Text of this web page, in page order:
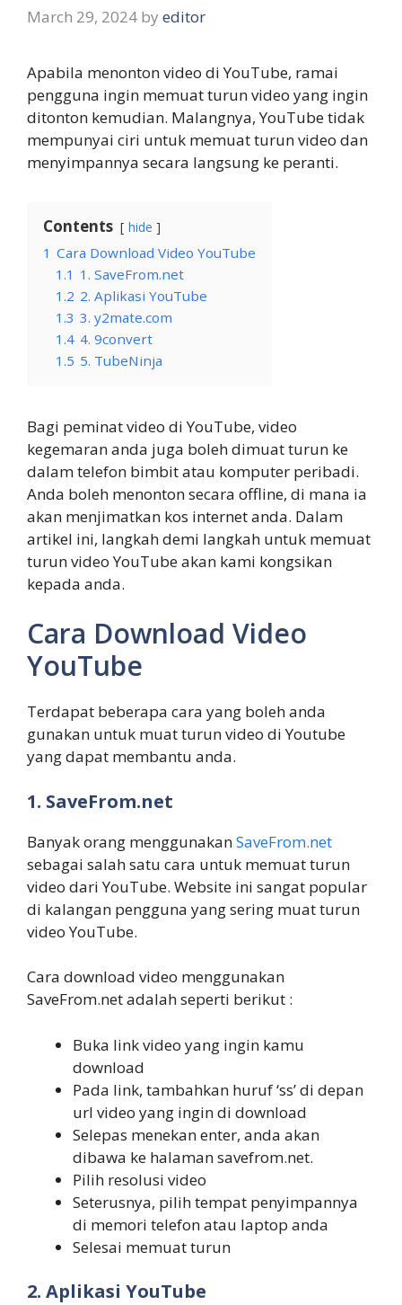
March 29, 2024 by editor
Apabila menonton video di YouTube, ramai
pengguna ingin memuat turun video yang ingin
ditonton kemudian. Malangnya, YouTube tidak
mempunyai ciri untuk memuat turun video dan
menyimpannya secara langsung ke peranti.
Contents hide
1 Cara Download Video YouTube
1.1 1. SaveFrom.net
1.2 2. Aplikasi YouTube
1.3 3. y2mate.com
1.4 4. 9convert
1.5 5. TubeNinja
Bagi peminat video di YouTube, video
kegemaran anda juga boleh dimuat turun ke
dalam telefon bimbit atau komputer peribadi.
Anda boleh menonton secara offline, di mana ia
akan menjimatkan kos internet anda. Dalam
artikel ini, langkah demi langkah untuk memuat
turun video YouTube akan kami kongsikan
kepada anda.
Cara Download Video
YouTube
Terdapat beberapa cara yang boleh anda
gunakan untuk muat turun video di Youtube
yang dapat membantu anda.
1. SaveFrom.net
Banyak orang menggunakanSaveFrom.net
sebagai salah satu cara untuk memuat turun
video dari YouTube. Website ini sangat popular
di kalangan pengguna yang sering muat turun
video YouTube.
Cara download video menggunakan
SaveFrom.net adalah seperti berikut :
Buka link video yang ingin kamu
download
Pada link, tambahkan huruf ‘ss’ di depan
url video yang ingin di download
Selepas menekan enter, anda akan
dibawa ke halaman savefrom.net.
Pilih resolusi video
Seterusnya, pilih tempat penyimpannya
di memori telefon atau laptop anda
Selesai memuat turun
2. Aplikasi YouTube